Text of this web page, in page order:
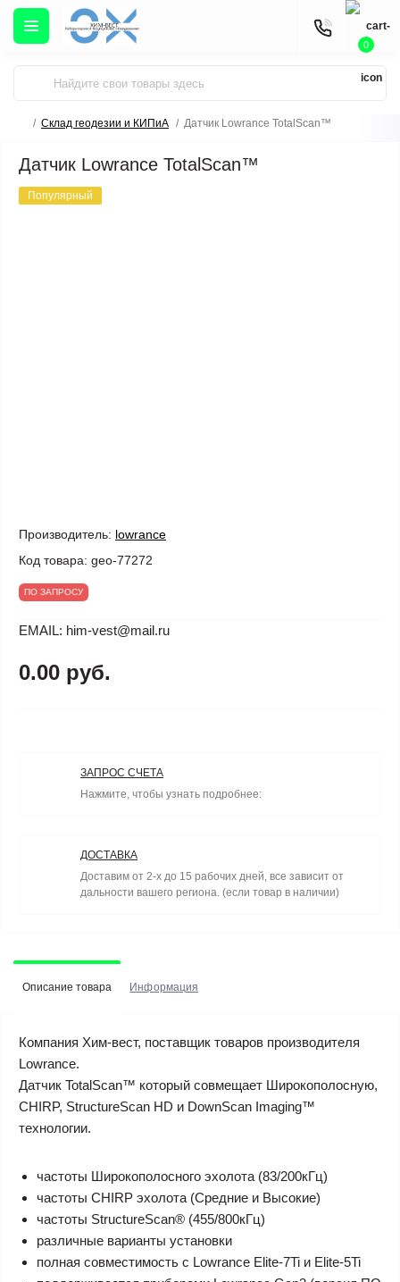
0
Склад геодезии и КИПиА Датчик Lowrance TotalScan™
Датчик Lowrance TotalScan™
Популярный
Производитель: lowrance
Код товара: geo-77272
ПО ЗАПРОСУ
EMAIL: him-vest@mail.ru
0.00 руб.
ЗАПРОС СЧЕТА
Нажмите, чтобы узнать подробнее:
ДОСТАВКА
Доставим от 2-х до 15 рабочих дней, все зависит от
дальности вашего региона. (если товар в наличии)
Описание товара Информация
Компания Хим-вест, поставщик товаров производителя
Lowrance.
Датчик TotalScan™ который совмещает Широкополосную,
CHIRP, StructureScan HD и DownScan Imaging™
технологии.
частоты Широкополосного эхолота (83/200кГц)
частоты CHIRP эхолота (Средние и Высокие)
частоты StructureScan® (455/800кГц)
различные варианты установки
полная совместимость с Lowrance Elite-7Ti и Elite-5Ti